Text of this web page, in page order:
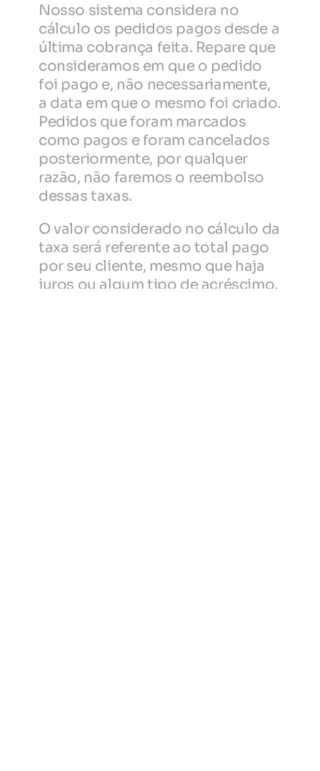
Nosso sistema considera no
cálculo os pedidos pagos desde a
última cobrança feita. Repare que
consideramos em que o pedido
foi pago e, não necessariamente,
a data em que o mesmo foi criado.
Pedidos que foram marcados
como pagos e foram cancelados
posteriormente, por qualquer
razão, não faremos o reembolso
dessas taxas.
O valor considerado no cálculo da
taxa será referente ao total pago
por seu cliente, mesmo que haja
juros ou algum tipo de acréscimo.